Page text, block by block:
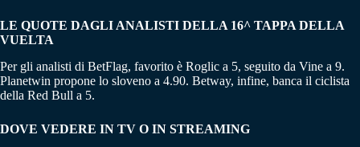
LE QUOTE DAGLI ANALISTI DELLA 16^ TAPPA DELLA
VUELTA
Per gli analisti di BetFlag, favorito è Roglic a 5, seguito da Vine a 9.
Planetwin propone lo sloveno a 4.90. Betway, infine, banca il ciclista
della Red Bull a 5.
DOVE VEDERE IN TV O IN STREAMING